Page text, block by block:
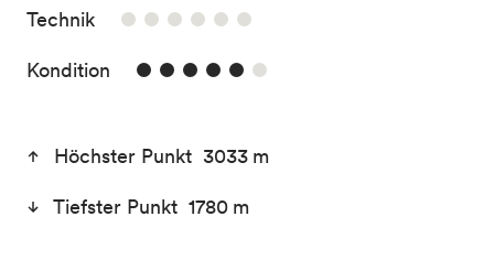
Technik/6
Kondition 5/6
Höchster Punkt 3033 m
Tiefster Punkt 1780 m